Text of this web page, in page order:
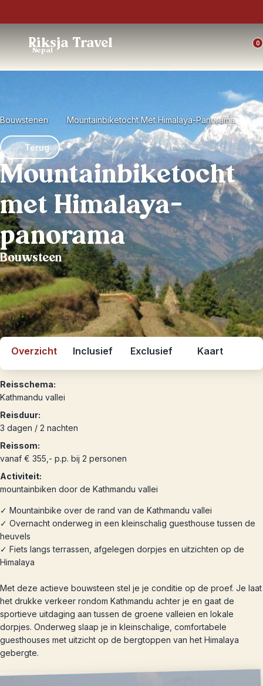
Riksja Travel
Nepal
0
Bouwstenen Mountainbiketocht Met Himalaya-Panorama
Terug
Mountainbiketocht
met Himalaya-
panorama
Bouwsteen
Overzicht Inclusief Exclusief Kaart
Reisschema:
Kathmandu vallei
Reisduur:
3 dagen / 2 nachten
Reissom:
vanaf € 355,- p.p. bij 2 personen
Activiteit:
mountainbiken door de Kathmandu vallei
✓ Mountainbike over de rand van de Kathmandu vallei
✓ Overnacht onderweg in een kleinschalig guesthouse tussen de
heuvels
✓ Fiets langs terrassen, afgelegen dorpjes en uitzichten op de
Himalaya
Met deze actieve bouwsteen stel je je conditie op de proef. Je laat
het drukke verkeer rondom Kathmandu achter je en gaat de
sportieve uitdaging aan tussen de groene valleien en lokale
dorpjes. Onderweg slaap je in kleinschalige, comfortabele
guesthouses met uitzicht op de bergtoppen van het Himalaya
gebergte.